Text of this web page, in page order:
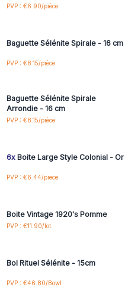
PVP : €6.90/pièceConnectez-vous ou
Baguette Sélénite Spirale - 16 cm
PVP : €8.15/pièceConnectez-vous ou
Baguette Sélénite Spirale
Arrondie - 16 cm
PVP : €8.15/pièceConnectez-vous ou
6xBoite Large Style Colonial - Or
PVP : €6.44/pieceConnectez-vous ou
Boite Vintage 1920's Pomme
PVP : €11.90/lotConnectez-vous ou
Bol Rituel Sélénite - 15cm
PVP : €46.80/Bowl
Connectez-vous ou